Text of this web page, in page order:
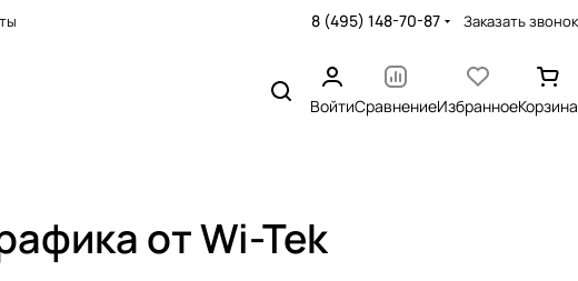
8 (495) 148-70-87 Заказать звонок
ВойтиСравнениеИзбранноеКорзина
от Wi-Tek